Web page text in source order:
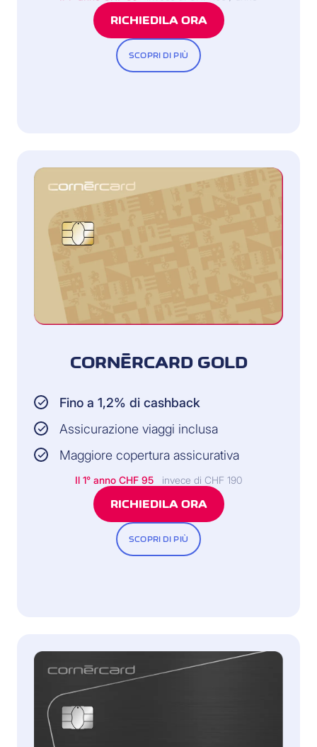
RICHIEDILA ORA
SCOPRI DI PIÙ
CORNÈRCARD GOLD
Fino a 1,2% di cashback
Assicurazione viaggi inclusa
Maggiore copertura assicurativa
Il 1° anno CHF 95 invece di CHF 190
RICHIEDILA ORA
SCOPRI DI PIÙ